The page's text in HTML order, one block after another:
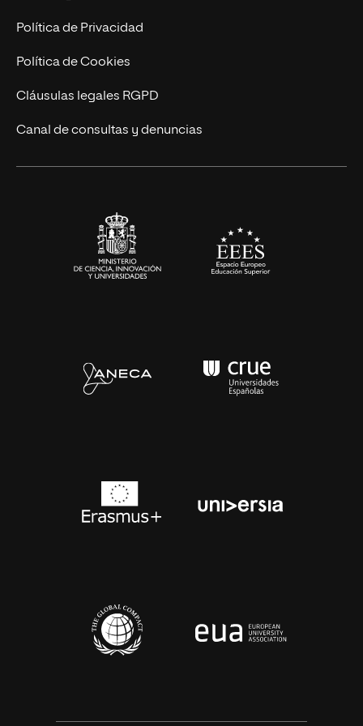
Postgrados
Cursos Universitarios
Trabaja en UNIR
Actualidad
UNIR Revista
Eventos
Política de Privacidad
Política de Cookies
Cláusulas legales RGPD
Canal de consultas y denuncias